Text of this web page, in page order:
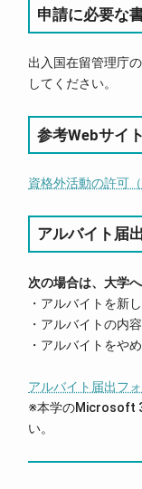
申請に必要な
出入国在留管理庁
してください。
参考Webサイト
資格外活動の許可
アルバイト届出
次の場合は、大学
・アルバイトを新
・アルバイトの内
・アルバイトをや
アルバイト届出フ
※本学のMicrosoft
い。